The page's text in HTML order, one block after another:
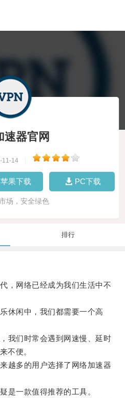
速器官网
11-14
苹果下载 PC下载
场，安全绿色
排行
网络已经成为我们生活中不
闲中，我们都需要一个高
们时常会遇到网速慢、延时
不便。
多的用户选择了网络加速器
一款值得推荐的工具。